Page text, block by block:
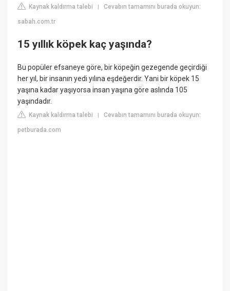
Kaynak kaldırma talebi |Cevabın tamamını burada okuyun:
sabah.com.tr
15 yıllık köpek kaç yaşında?
Bu popüler efsaneye göre, bir köpeğin gezegende geçirdiği
her yıl, bir insanın yedi yılına eşdeğerdir. Yani bir köpek 15
yaşına kadar yaşıyorsa insan yaşına göre aslında 105
yaşındadır.
Kaynak kaldırma talebi |Cevabın tamamını burada okuyun:
petburada.com